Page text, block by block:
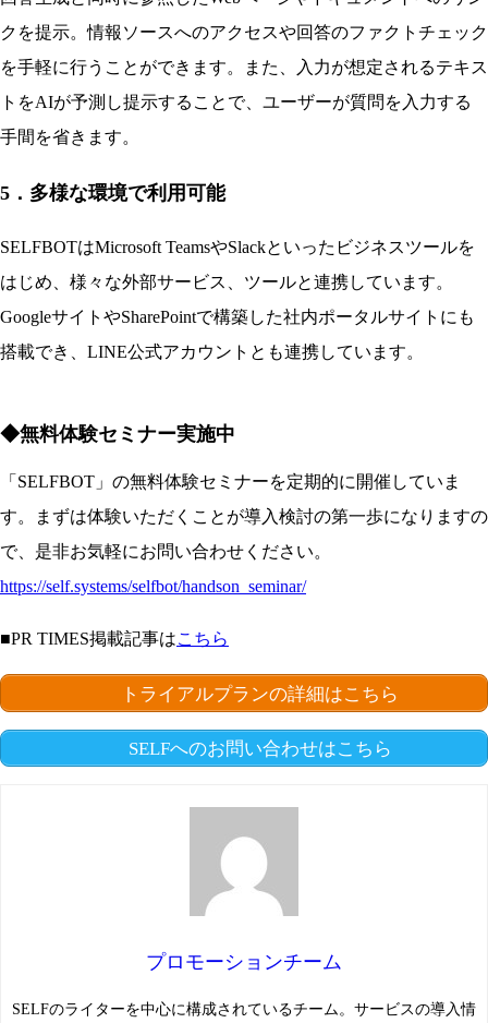
クを提示。情報ソースへのアクセスや回答のファクトチェック
を手軽に行うことができます。また、入力が想定されるテキス
トをAIが予測し提示することで、ユーザーが質問を入力する
手間を省きます。
5．多様な環境で利用可能
SELFBOTはMicrosoft TeamsやSlackといったビジネスツールを
はじめ、様々な外部サービス、ツールと連携しています。
GoogleサイトやSharePointで構築した社内ポータルサイトにも
搭載でき、LINE公式アカウントとも連携しています。
◆無料体験セミナー実施中
「SELFBOT」の無料体験セミナーを定期的に開催していま
す。まずは体験いただくことが導入検討の第一歩になりますの
で、是非お気軽にお問い合わせください。
https://self.systems/selfbot/handson_seminar/
■PR TIMES掲載記事はこちら
トライアルプランの詳細はこちら
SELFへのお問い合わせはこちら
プロモーションチーム
SELFのライターを中心に構成されているチーム。サービスの導入情